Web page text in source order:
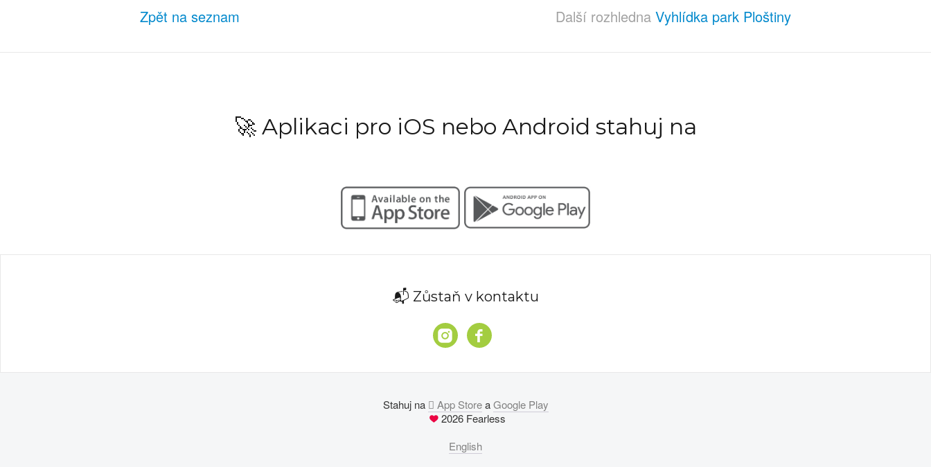
Zpět na seznam Další rozhledna Vyhlídka park Ploštiny
🚀 Aplikaci pro iOS nebo Android stahuj na
📬 Zůstaň v kontaktu
Stahuj na  App StoreaGoogle Play
2026 Fearless
English